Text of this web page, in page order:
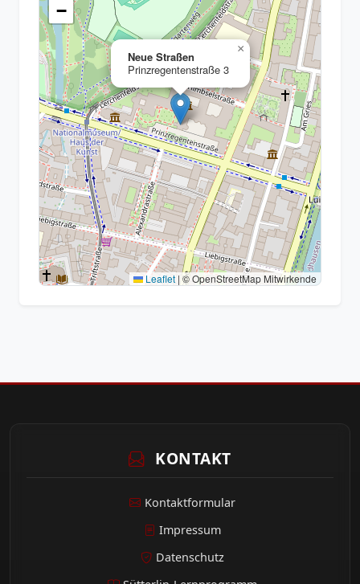
Neue Straßen
Prinzregentenstraße 3
×
−
Leaflet | © OpenStreetMap Mitwirkende
KONTAKT
Kontaktformular
Impressum
Datenschutz